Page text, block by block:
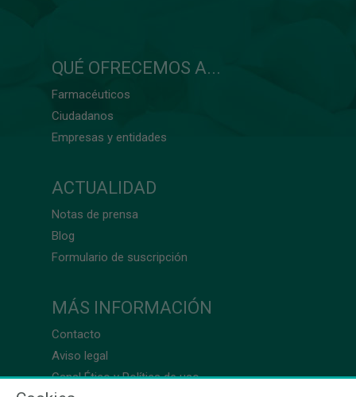
QUÉ OFRECEMOS A...
Farmacéuticos
Ciudadanos
Empresas y entidades
ACTUALIDAD
Notas de prensa
Blog
Formulario de suscripción
MÁS INFORMACIÓN
Contacto
Aviso legal
Canal Ético y Política de uso